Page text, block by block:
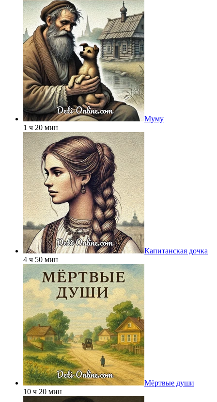
Муму
1 ч 20 мин
Капитанская дочка
4 ч 50 мин
Мёртвые души
10 ч 20 мин